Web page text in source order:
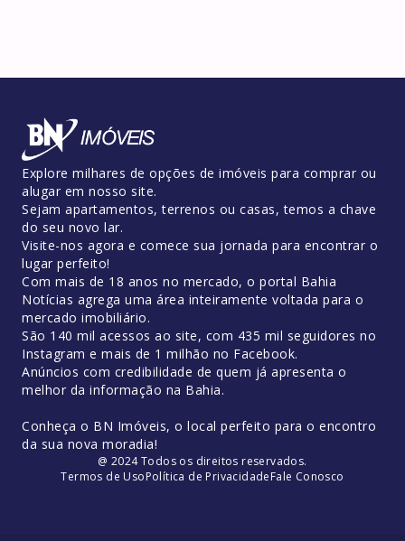
Explore milhares de opções de imóveis para comprar ou
alugar em nosso site.
Sejam apartamentos, terrenos ou casas, temos a chave
do seu novo lar.
Visite-nos agora e comece sua jornada para encontrar o
lugar perfeito!
Com mais de 18 anos no mercado, o portal Bahia
Notícias agrega uma área inteiramente voltada para o
mercado imobiliário.
São 140 mil acessos ao site, com 435 mil seguidores no
Instagram e mais de 1 milhão no Facebook.
Anúncios com credibilidade de quem já apresenta o
melhor da informação na Bahia.
Conheça o BN Imóveis, o local perfeito para o encontro
da sua nova moradia!
@ 2024 Todos os direitos reservados.
Termos de UsoPolítica de PrivacidadeFale Conosco